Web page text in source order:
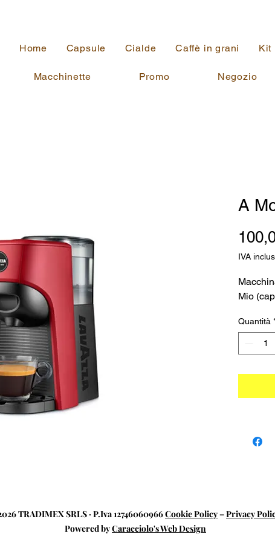
Home Capsule Cialde Caffè in grani Kit
Macchinette Promo Negozio
A
IVA
Mio
Quantità
TRADIMEX SRLS · P.Iva 12746060966Cookie Policy–Privacy
Powered byCaracciolo's Web Design